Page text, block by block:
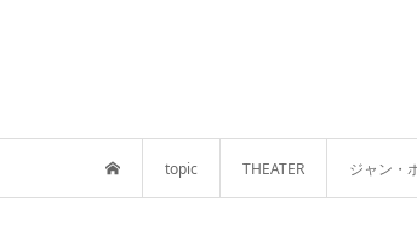
topic THEATER ジャン・